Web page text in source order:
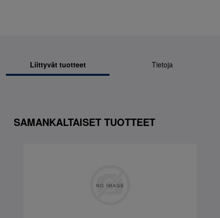
Liittyvät tuotteet Tietoja
SAMANKALTAISET TUOTTEET